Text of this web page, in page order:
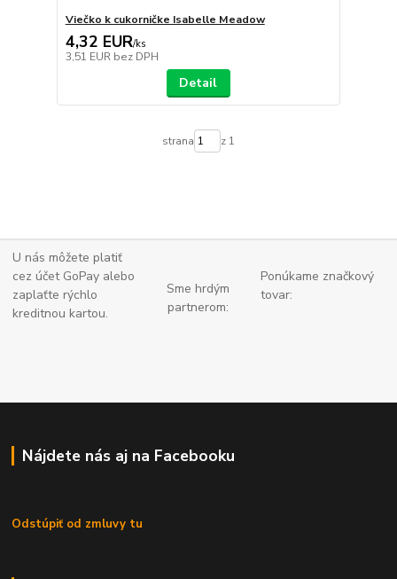
Viečko k cukorničke Isabelle Meadow
4,32 EUR/ks
3,51 EUR bez DPH
Detail
strana z 1
U nás môžete platiť
cez účet GoPay alebo
zaplaťte rýchlo
kreditnou kartou.
Sme hrdým
partnerom:
Ponúkame značkový
tovar:
Nájdete nás aj na Facebooku
Odstúpiť od zmluvy tu